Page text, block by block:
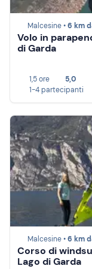
Malcesine •6 km
Volo in
di Garda
1,5 ore
5,0
1-4 partecipanti
Malcesine •6 km
Corso di
Lago di Garda